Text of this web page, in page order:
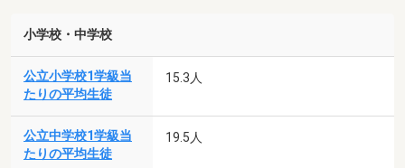
小学校・中学校
公立小学校1学級当
たりの平均生徒
15.3人
公立中学校1学級当
たりの平均生徒
19.5人